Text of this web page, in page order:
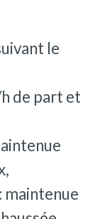
le
de part et